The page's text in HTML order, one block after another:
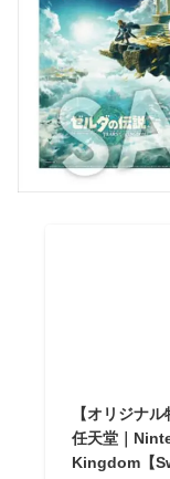
【オリジナ
任天堂｜
Kingdom【